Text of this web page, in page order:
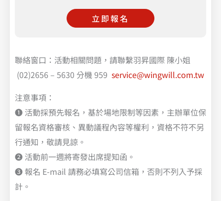
立即報名
聯絡窗口：活動相關問題，請聯繫羽昇國際 陳小姐
(02)2656 – 5630 分機 959 service@wingwill.com.tw
注意事項：
❶ 活動採預先報名，基於場地限制等因素，主辦單位保
留報名資格審核、異動議程內容等權利，資格不符不另
行通知，敬請見諒。
❷ 活動前一週將寄發出席提知函。
❸ 報名 E-mail 請務必填寫公司信箱，否則不列入予採
計。